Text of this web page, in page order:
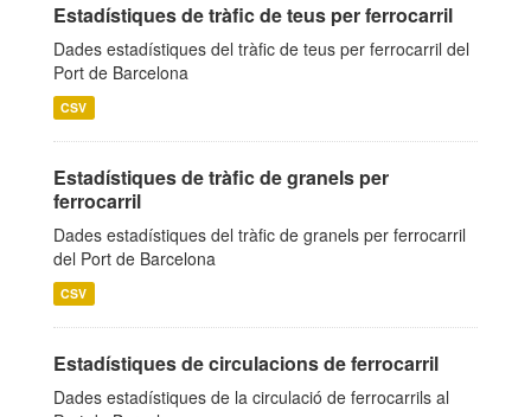
Estadístiques de tràfic de teus per ferrocarril
Dades estadístiques del tràfic de teus per ferrocarril del
Port de Barcelona
CSV
Estadístiques de tràfic de granels per
ferrocarril
Dades estadístiques del tràfic de granels per ferrocarril
del Port de Barcelona
CSV
Estadístiques de circulacions de ferrocarril
Dades estadístiques de la circulació de ferrocarrils al